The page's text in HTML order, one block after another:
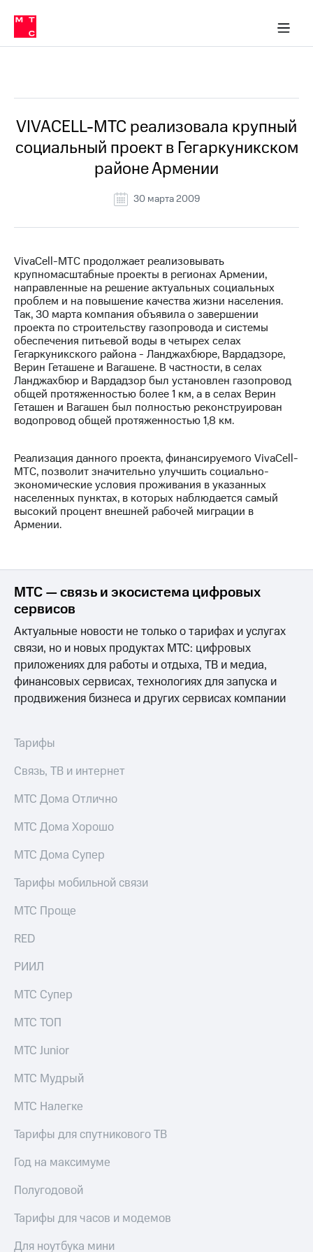
Медиа-центр
и акционерам
Устойчивое развитие
Комплаенс и деловая этика
компании
Карьера
История
компании
Правовая
информация
Пресс-
релизы
МТС
о технологиях
Достижения
Интервью
Финансовая
отчетность
Контакты
Новости
в
регионе
и акционерам
Раскрытие
Информация
акционерам
Документы
ПАО
"МТС"
Собрания
акционеров
Контроль
аудит
акций
Описание
приобретения
выкупа
акций
Еврооблигации-2023
о
именных
Другое
Регистратор
Контакты
деловая этика
в МТС
Пресс-
релизы
о технологиях
VIVACELL-МТС реализовала крупный
социальный проект в Гегаркуникском
районе Армении
30 марта 2009
VivaCell-МТС продолжает реализовывать
крупномасштабные проекты в регионах Армении,
направленные на решение актуальных социальных
проблем и на повышение качества жизни населения.
Так, 30 марта компания объявила о завершении
проекта по строительству газопровода и системы
обеспечения питьевой воды в четырех селах
Гегаркуникского района - Ланджахбюре, Вардадзоре,
Верин Геташене и Вагашене. В частности, в селах
Ланджахбюр и Вардадзор был установлен газопровод
общей протяженностью более 1 км, а в селах Верин
Геташен и Вагашен был полностью реконструирован
водопровод общей протяженностью 1,8 км.
Реализация данного проекта, финансируемого VivaCell-
МТС, позволит значительно улучшить социально-
экономические условия проживания в указанных
населенных пунктах, в которых наблюдается самый
высокий процент внешней рабочей миграции в
Армении.
МТС — связь и экосистема цифровых
сервисов
Актуальные новости не только о тарифах и услугах
связи, но и новых продуктах МТС: цифровых
приложениях для работы и отдыха, ТВ и медиа,
финансовых сервисах, технологиях для запуска и
продвижения бизнеса и других сервисах компании
Тарифы
Связь, ТВ и интернет
МТС Дома Отлично
МТС Дома Хорошо
МТС Дома Супер
Тарифы мобильной связи
МТС Проще
RED
РИИЛ
МТС Супер
МТС ТОП
МТС Junior
МТС Мудрый
МТС Налегке
Тарифы для спутникового ТВ
Год на максимуме
Полугодовой
Тарифы для часов и модемов
Для ноутбука мини